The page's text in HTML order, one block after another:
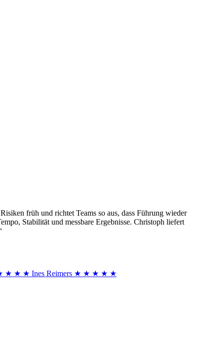
früh und richtet Teams so aus, dass Führung wieder
Stabilität und messbare Ergebnisse. Christoph liefert
★ ★ ★ Ines Reimers ★ ★ ★ ★ ★